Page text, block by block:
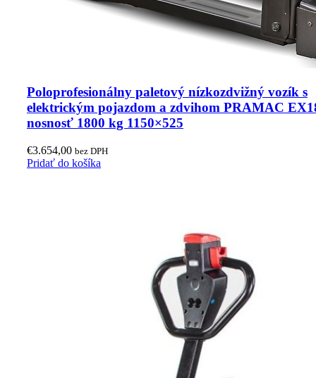
Poloprofesionálny paletový nízkozdvižný vozík s
elektrickým pojazdom a zdvihom PRAMAC
nosnosť 1800 kg 1150×525
€3.654,00 bez DPH
Pridať do košíka